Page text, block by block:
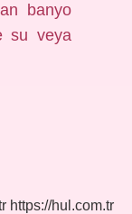
banyo
su veya
https://hul.com.tr